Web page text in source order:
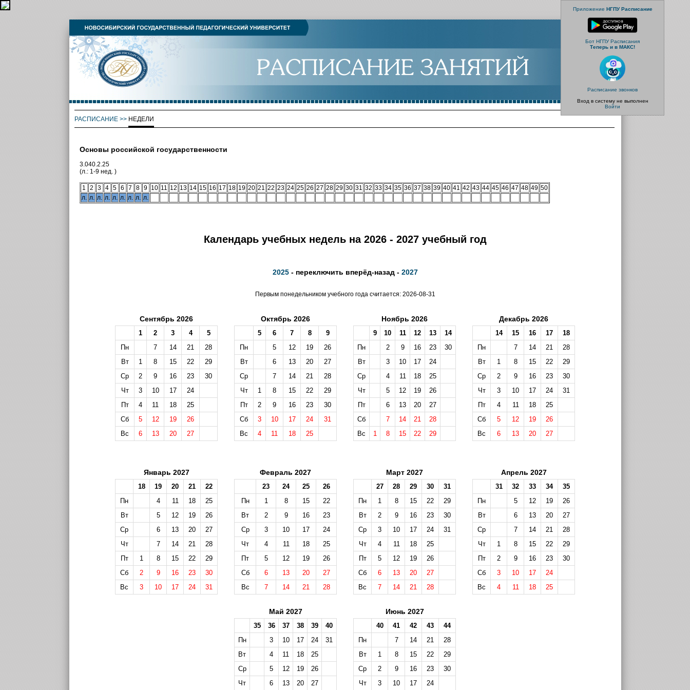
Приложение НГПУ Расписание
Бот НГПУ Расписания
Теперь и в МАКС!
Расписание звонков
Вход в систему не выполнен
Войти
РАСПИСАНИЕ>> НЕДЕЛИ
Основы российской государственности
3.040.2.25
(л.: 1-9 нед. )
1 2 3 4 5 6 7 8 9 10 11 12 13 14 15 16 17 18 19 20 21 22 23 24 25 26 27 28 29 30 31 32 33 34 35 36 37 38 39 40 41 42 43 44 45 46 47 48 49 50
л. л. л. л. л. л. л. л. л.
Календарь учебных недель на 2026 - 2027 учебный год
2025- переключить вперёд-назад - 2027
Первым понедельником учебного года считается: 2026-08-31
Сентябрь 2026
1 2 3 4
5
Пн
7 14 21
28
Вт
1 8 15 22
29
Ср
2 9 16 23
30
Чт
3 10 17
24
Пт
4 11 18
25
Сб
5 12 19
26
Вс
6 13 20 27
Октябрь 2026
5 6 7 8
9
Пн
5 12 19
26
Вт
6 13 20
27
Ср
7 14 21
28
Чт
1 8 15 22
29
Пт
2 9 16 23
30
Сб
3 10 17 24
31
Вс
4 11 18 25
Ноябрь 2026
9 10 11 12 13
14
Пн
2 9 16 23
30
Вт
3 10 17
24
Ср
4 11 18
25
Чт
5 12 19
26
Пт
6 13 20
27
Сб
7 14 21
28
Вс
1 8 15 22 29
Декабрь 2026
14 15 16 17
18
Пн
7 14 21
28
Вт
1 8 15 22
29
Ср
2 9 16 23
30
Чт
3 10 17 24
31
Пт
4 11 18
25
Сб
5 12 19
26
Вс
6 13 20 27
Январь 2027
18 19 20 21
22
Пн
4 11 18
25
Вт
5 12 19
26
Ср
6 13 20
27
Чт
7 14 21
28
Пт
1 8 15 22
29
Сб
2 9 16 23
30
Вс
3 10 17 24 31
Февраль 2027
23 24 25
26
Пн
1 8 15
22
Вт
2 9 16
23
Ср
3 10 17
24
Чт
4 11 18
25
Пт
5 12 19
26
Сб
6 13 20
27
Вс
7 14 21 28
Март 2027
27 28 29 30
31
Пн
1 8 15 22
29
Вт
2 9 16 23
30
Ср
3 10 17 24
31
Чт
4 11 18
25
Пт
5 12 19
26
Сб
6 13 20
27
Вс
7 14 21 28
Апрель 2027
31 32 33 34
35
Пн
5 12 19
26
Вт
6 13 20
27
Ср
7 14 21
28
Чт
1 8 15 22
29
Пт
2 9 16 23
30
Сб
3 10 17
24
Вс
4 11 18 25
Май 2027
35 36 37 38 39
40
Пн
3 10 17 24
31
Вт
4 11 18
25
Ср
5 12 19
26
Чт
6 13 20 27
Июнь 2027
40 41 42 43
44
Пн
7 14 21
28
Вт
1 8 15 22
29
Ср
2 9 16 23
30
Чт
3 10 17 24